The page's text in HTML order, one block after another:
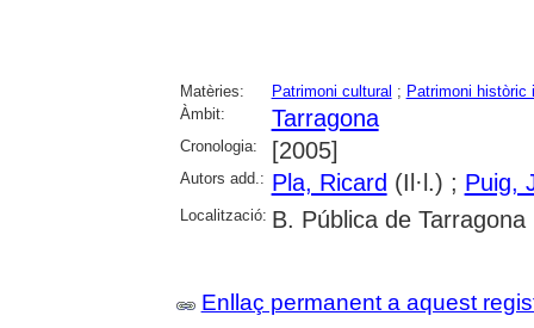
Matèries: Patrimoni cultural ; Patrimoni històric
Àmbit:
Tarragona
Cronologia: [2005]
Autors add.: Pla, Ricard (Il·l.) ; Puig,
Localització: B. Pública de Tarragona
Enllaç permanent a aquest